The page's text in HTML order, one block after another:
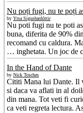
Nu poți fugi, nu te poți
by Yrsa Sigurðardóttir
Nu poti fugi nu te poti
buna, diferita de 90%
recomand cu caldura.
… inghetata. Un joc de
In the Hand of Dante
by Nick Tosches
Cititi Mana lui Dante. Il
si daca va aflati in al
din mana. Tot veti fi
ca veti regreta lectura.